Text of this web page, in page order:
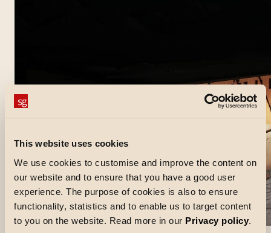
This website uses cookies
We use cookies to customise and improve the content on
our website and to ensure that you have a good user
experience. The purpose of cookies is also to ensure
functionality, statistics and to enable us to target content
to you on the website. Read more in our Privacy policy.